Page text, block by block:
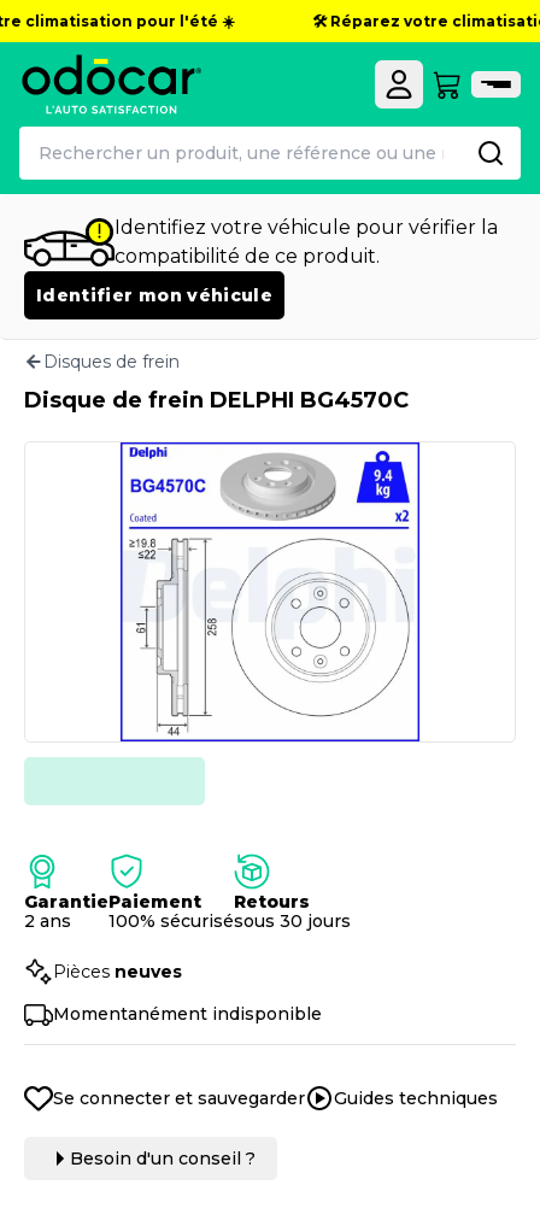
climatisation pour l'été ☀️ 🛠️ Réparez votre
Identifiez votre véhicule pour vérifier la
compatibilité de ce produit.
Identifier mon véhicule
Disques de frein
Disque de frein DELPHI BG4570C
Garantie
2 ans
Paiement
100% sécurisé
Retours
sous 30 jours
Pièces neuves
Momentanément indisponible
Se connecter et sauvegarder Guides techniques
Besoin d'un conseil ?